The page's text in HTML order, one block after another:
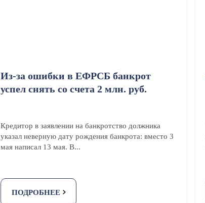
Из-за ошибки в ЕФРСБ банкрот
успел снять со счета 2 млн. руб.
Кредитор в заявлении на банкротство должника
указал неверную дату рождения банкрота: вместо 3
мая написал 13 мая. В...
ПОДРОБНЕЕ